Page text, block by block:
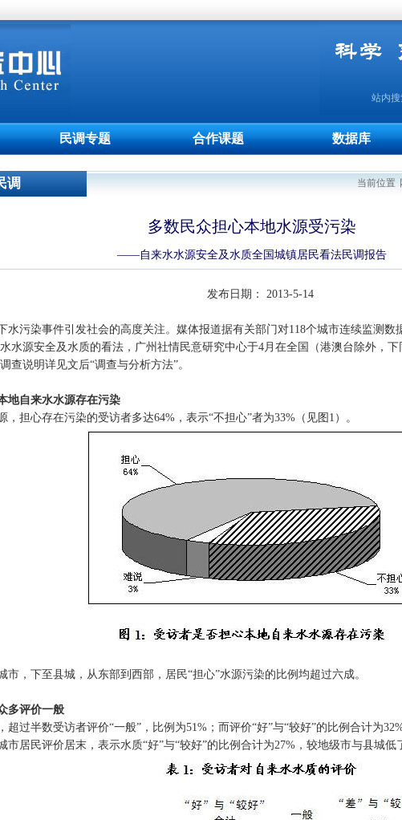
站内搜
民调专题 合作课题 数据库
调 当前位置
多数民众担心本地水源受污染
——自来水水源安全及水质全国城镇居民看法民调报告
发布日期： 2013-5-14
水污染事件引发社会的高度关注。媒体报道据有关部门对118个城市连续监测数
水源安全及水质的看法，广州社情民意研究中心于4月在全国（港澳台除外，
查说明详见文后“调查与分析方法”。
地自来水水源存在污染
，担心存在污染的受访者多达64%，表示“不担心”者为33%（见图1）。
市，下至县城，从东部到西部，居民“担心”水源污染的比例均超过六成。
多评价一般
超过半数受访者评价“一般”，比例为51%；而评价“好”与“较好”的比例合计为
市居民评价居末，表示水质“好”与“较好”的比例合计为27%，较地级市与县城低